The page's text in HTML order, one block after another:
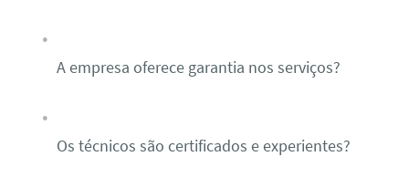
A empresa oferece garantia nos serviços?
Os técnicos são certificados e experientes?